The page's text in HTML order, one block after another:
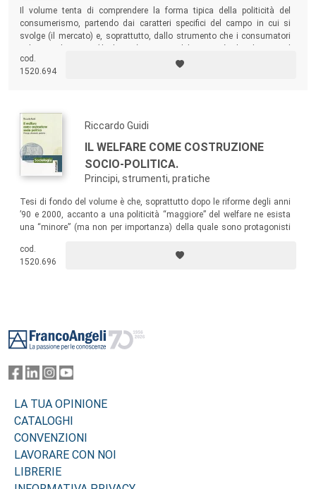
Il volume tenta di comprendere la forma tipica della politicità del
consumerismo, partendo dai caratteri specifici del campo in cui si
svolge (il mercato) e, soprattutto, dallo strumento che i consumatori
consumerismo politico attraverso il denaro e la sociologia del denaro.
cod.
1520.694
Riccardo Guidi
IL WELFARE COME COSTRUZIONE
SOCIO-POLITICA.
Principi, strumenti, pratiche
Tesi di fondo del volume è che, soprattutto dopo le riforme degli anni
’90 e 2000, accanto a una politicità “maggiore” del welfare ne esista
una “minore” (ma non per importanza) della quale sono protagonisti
riconosciuta, osservata e problematizzata…
cod.
1520.696
LA TUA OPINIONE
CATALOGHI
CONVENZIONI
LAVORARE CON NOI
LIBRERIE